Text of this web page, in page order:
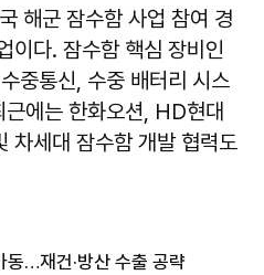
해군 잠수함 사업 참여 경
이다. 잠수함 핵심 장비인
중통신, 수중 배터리 시스
에는 한화오션, HD현대
차세대 잠수함 개발 협력도
…재건·방산 수출 공략